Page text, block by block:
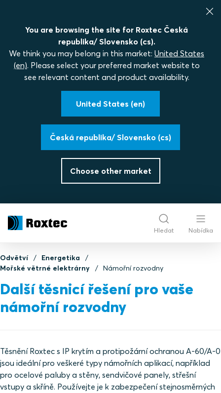
You are browsing the site for Roxtec Česká
republika/ Slovensko (cs).
We think you may belong in this market: United States
(en). Please select your preferred market website to
see relevant content and product availability.
United States (en)
Česká republika/ Slovensko (cs)
Choose other market
Hledat Nabídka
Odvětví
Energetika
Mořské větrné elektrárny
Námořní rozvodny
Další těsnicí řešení pro vaše
námořní rozvodny
Těsnění Roxtec s IP krytím a protipožární ochranou A-60/A-0
jsou ideální pro veškeré typy námořních aplikací, například
pro ocelové paluby a stěny, sendvičové panely, střešní
vstupy a skříně. Používejte je k zabezpečení stejnosměrných